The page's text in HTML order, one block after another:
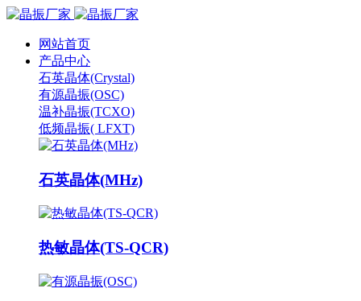
网站首页
产品中心
石英晶体(Crystal)
有源晶振(OSC)
温补晶振(TCXO)
低频晶振( LFXT)
石英晶体(MHz)
热敏晶体(TS-QCR)